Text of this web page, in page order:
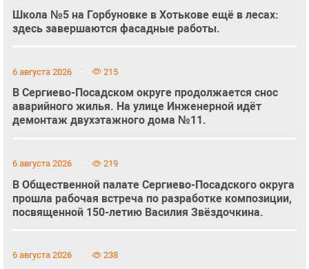
Школа №5 на Горбуновке в Хотькове ещё в лесах:
здесь завершаются фасадные работы.
6 августа 2026 215
В Сергиево-Посадском округе продолжается снос
аварийного жилья. На улице Инженерной идёт
демонтаж двухэтажного дома №11.
6 августа 2026 219
В Общественной палате Сергиево-Посадского округа
прошла рабочая встреча по разработке композиции,
посвященной 150-летию Василия Звёздочкина.
6 августа 2026 238